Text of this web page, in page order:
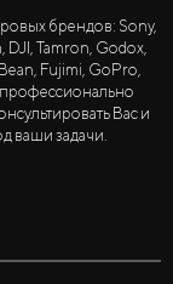
брендов: Sony,
Tamron, Godox,
Fujimi, GoPro,
Вас и
ваши задачи.